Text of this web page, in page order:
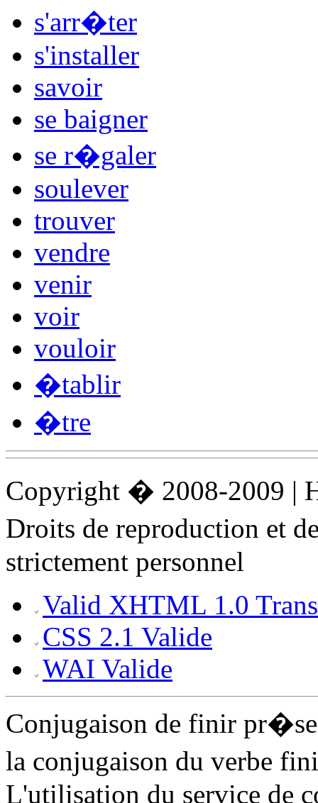
s'arr�ter
s'installer
savoir
se baigner
se r�galer
soulever
trouver
vendre
venir
voir
vouloir
�tablir
�tre
Copyright � 2008-2009 |
Droits de reproduction et
strictement personnel
Valid XHTML 1.0
CSS 2.1 Valide
WAI Valide
Conjugaison de finir
la conjugaison du verbe
L'utilisation du service de